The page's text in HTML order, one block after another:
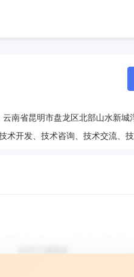
云南省昆明市盘龙区北部山水新